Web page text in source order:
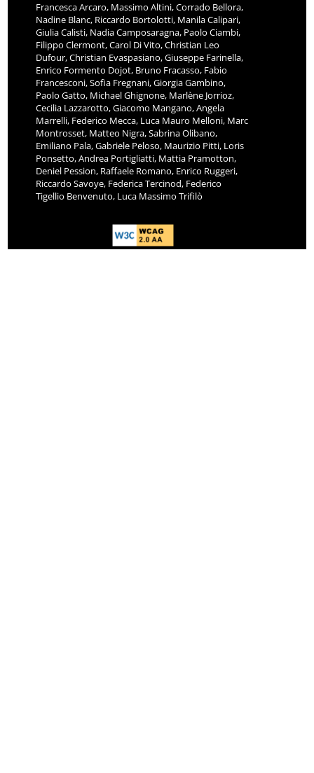
Francesca Arcaro, Massimo Altini, Corrado Bellora,
Nadine Blanc, Riccardo Bortolotti, Manila Calipari,
Giulia Calisti, Nadia Camposaragna, Paolo Ciambi,
Filippo Clermont, Carol Di Vito, Christian Leo
Dufour, Christian Evaspasiano, Giuseppe Farinella,
Enrico Formento Dojot, Bruno Fracasso, Fabio
Francesconi, Sofia Fregnani, Giorgia Gambino,
Paolo Gatto, Michael Ghignone, Marlène Jorrioz,
Cecilia Lazzarotto, Giacomo Mangano, Angela
Marrelli, Federico Mecca, Luca Mauro Melloni, Marc
Montrosset, Matteo Nigra, Sabrina Olibano,
Emiliano Pala, Gabriele Peloso, Maurizio Pitti, Loris
Ponsetto, Andrea Portigliatti, Mattia Pramotton,
Deniel Pession, Raffaele Romano, Enrico Ruggeri,
Riccardo Savoye, Federica Tercinod, Federico
Tigellio Benvenuto, Luca Massimo Trifilò